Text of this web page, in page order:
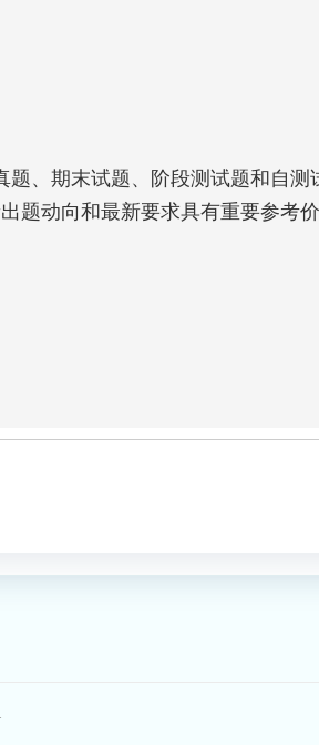
、期末试题、阶段测试题和自测
题动向和最新要求具有重要参考